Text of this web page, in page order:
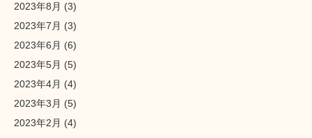
2023年8月 (3)
2023年7月 (3)
2023年6月 (6)
2023年5月 (5)
2023年4月 (4)
2023年3月 (5)
2023年2月 (4)